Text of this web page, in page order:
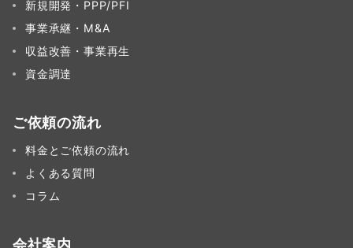
新規開発・PPP/PFI
事業承継・M&A
収益改善・事業再生
資金調達
ご依頼の流れ
料金とご依頼の流れ
よくある質問
コラム
会社案内